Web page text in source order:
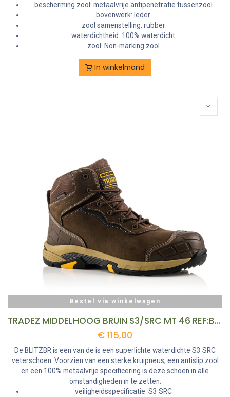
bescherming zool: metaalvrije antipenetratie tussenzool
bovenwerk: leder
zool samenstelling: rubber
waterdichtheid: 100% waterdicht
zool: Non-marking zool
In winkelmand
Bestel via winkelwagen
TRADEZ MIDDELHOOG BRUIN S3/SRC MT 46 REF:BLITZBR-46 BUCKBOOTZ
€115,00
De BLITZBR is een van de is een superlichte waterdichte S3 SRC
veterschoen. Voorzien van een sterke kruipneus, een antislip zool
en een 100% metaalvrije specificering is deze schoen in alle
omstandigheden in te zetten.
veiligheidsspecificatie: S3 SRC